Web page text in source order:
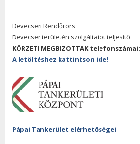
Devecseri Rendőrörs
Devecser területén szolgáltatot teljesítő
KÖRZETI MEGBIZOTTAK telefonszámai:
A letöltéshez kattintson ide!
Pápai Tankerület elérhetőségei